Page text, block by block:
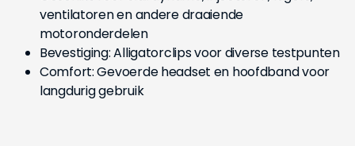
ventilatoren en andere draaiende
motoronderdelen
Bevestiging: Alligatorclips voor diverse testpunten
Comfort: Gevoerde headset en hoofdband voor
langdurig gebruik